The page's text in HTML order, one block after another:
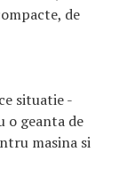
de
situatie -
o geanta de
masina si